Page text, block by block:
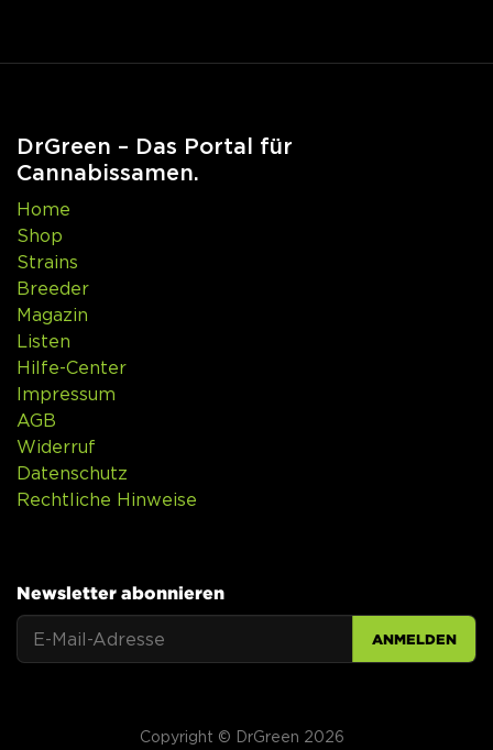
DrGreen – Das Portal für
Cannabissamen.
Home
Shop
Strains
Breeder
Magazin
Listen
Hilfe-Center
Impressum
AGB
Widerruf
Datenschutz
Rechtliche Hinweise
Newsletter abonnieren
ANMELDEN
Copyright © DrGreen 2026